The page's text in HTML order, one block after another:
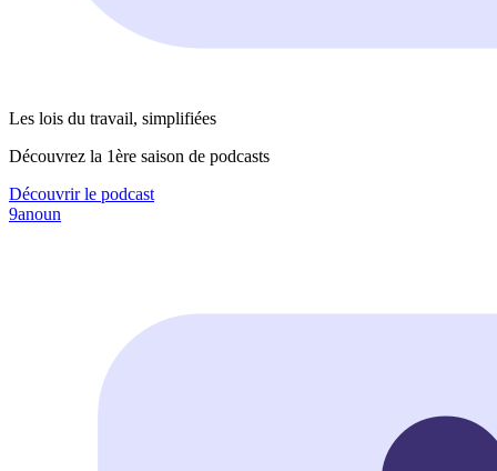
Les lois du travail, simplifiées
Découvrez la 1ère saison de podcasts
Découvrir le podcast
9anoun